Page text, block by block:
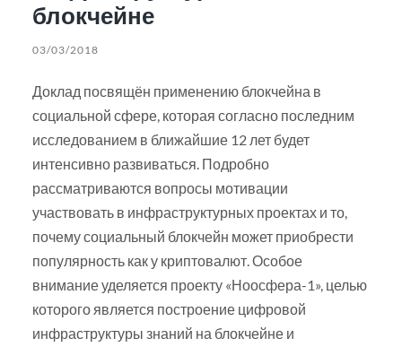
блокчейне
03/03/2018
Доклад посвящён применению блокчейна в
социальной сфере, которая согласно последним
исследованием в ближайшие 12 лет будет
интенсивно развиваться. Подробно
рассматриваются вопросы мотивации
участвовать в инфраструктурных проектах и то,
почему социальный блокчейн может приобрести
популярность как у криптовалют. Особое
внимание уделяется проекту «Ноосфера-1», целью
которого является построение цифровой
инфраструктуры знаний на блокчейне и